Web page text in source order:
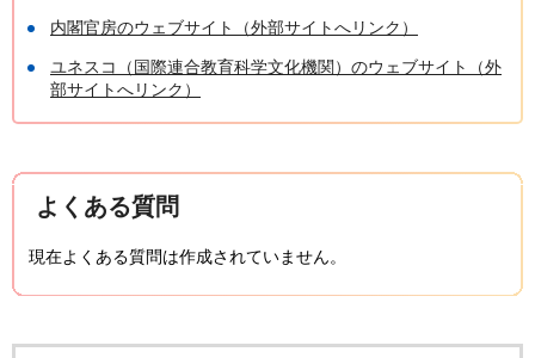
内閣官房のウェブサイト（外部サイトへリンク）
ユネスコ（国際連合教育科学文化機関）のウェブサイト（外
部サイトへリンク）
よくある質問
現在よくある質問は作成されていません。